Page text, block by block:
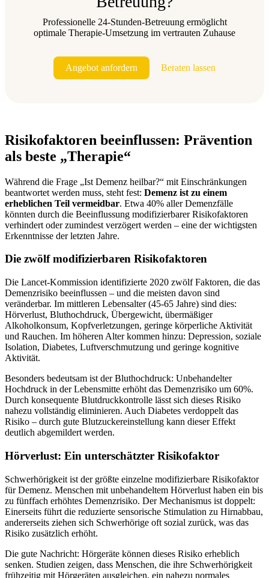
Professionelle 24-Stunden-Betreuung ermöglicht
optimale Therapie-Umsetzung im vertrauten Zuhause
Angebot anfordern Beraten lassen
Risikofaktoren beeinflussen: Prävention
als beste „Therapie“
Während die Frage „Ist Demenz heilbar?“ mit Einschränkungen
beantwortet werden muss, steht fest: Demenz ist zu einem
erheblichen Teil vermeidbar. Etwa 40% aller Demenzfälle
könnten durch die Beeinflussung modifizierbarer Risikofaktoren
verhindert oder zumindest verzögert werden – eine der wichtigsten
Erkenntnisse der letzten Jahre.
Die zwölf modifizierbaren Risikofaktoren
Die Lancet-Kommission identifizierte 2020 zwölf Faktoren, die das
Demenzrisiko beeinflussen – und die meisten davon sind
veränderbar. Im mittleren Lebensalter (45-65 Jahre) sind dies:
Hörverlust, Bluthochdruck, Übergewicht, übermäßiger
Alkoholkonsum, Kopfverletzungen, geringe körperliche Aktivität
und Rauchen. Im höheren Alter kommen hinzu: Depression, soziale
Isolation, Diabetes, Luftverschmutzung und geringe kognitive
Aktivität.
Besonders bedeutsam ist der Bluthochdruck: Unbehandelter
Hochdruck in der Lebensmitte erhöht das Demenzrisiko um 60%.
Durch konsequente Blutdruckkontrolle lässt sich dieses Risiko
nahezu vollständig eliminieren. Auch Diabetes verdoppelt das
Risiko – durch gute Blutzuckereinstellung kann dieser Effekt
deutlich abgemildert werden.
Hörverlust: Ein unterschätzter Risikofaktor
Schwerhörigkeit ist der größte einzelne modifizierbare Risikofaktor
für Demenz. Menschen mit unbehandeltem Hörverlust haben ein bis
zu fünffach erhöhtes Demenzrisiko. Der Mechanismus ist doppelt:
Einerseits führt die reduzierte sensorische Stimulation zu Hirnabbau,
andererseits ziehen sich Schwerhörige oft sozial zurück, was das
Risiko zusätzlich erhöht.
Die gute Nachricht: Hörgeräte können dieses Risiko erheblich
senken. Studien zeigen, dass Menschen, die ihre Schwerhörigkeit
frühzeitig mit Hörgeräten ausgleichen, ein nahezu normales